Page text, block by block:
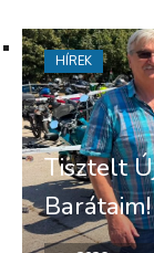
Tisztelt
Barátaim!
HÍREK